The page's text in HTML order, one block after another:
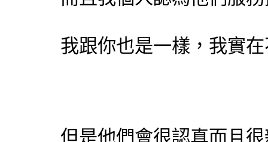
我跟你也是一樣，我實
但是他們會很認真而且